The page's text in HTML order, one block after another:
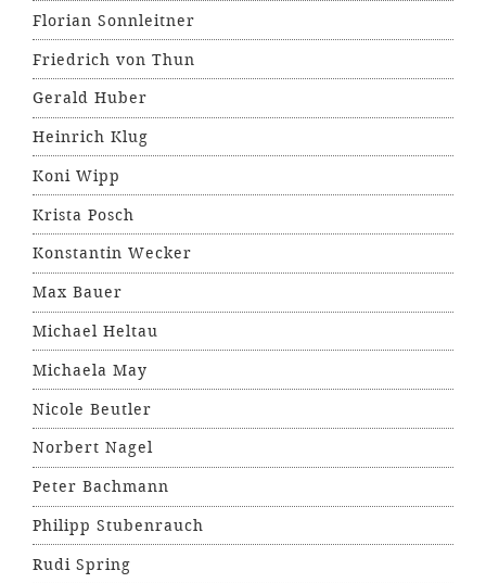
Florian Sonnleitner
Friedrich von Thun
Gerald Huber
Heinrich Klug
Koni Wipp
Krista Posch
Konstantin Wecker
Max Bauer
Michael Heltau
Michaela May
Nicole Beutler
Norbert Nagel
Peter Bachmann
Philipp Stubenrauch
Rudi Spring